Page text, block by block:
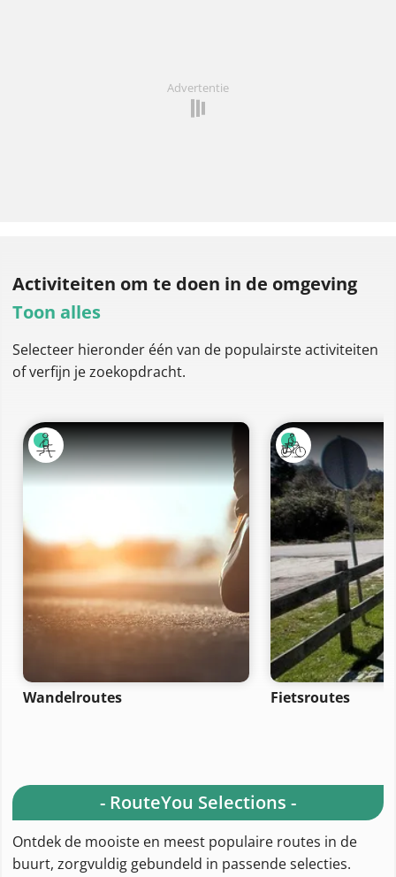
Advertentie
Activiteiten om te doen in de omgeving
Toon alles
Selecteer hieronder één van de populairste activiteiten
of verfijn je zoekopdracht.
Wandelroutes Fietsroutes
- RouteYou Selections -
Ontdek de mooiste en meest populaire routes in de
buurt, zorgvuldig gebundeld in passende selecties.